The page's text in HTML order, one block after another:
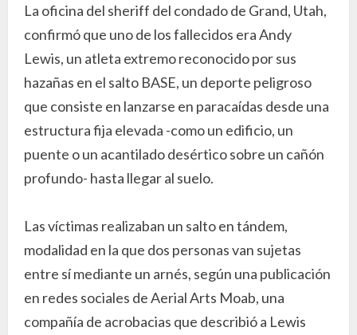
La oficina del sheriff del condado de Grand, Utah,
confirmó que uno de los fallecidos era Andy
Lewis, un atleta extremo reconocido por sus
hazañas en el salto BASE, un deporte peligroso
que consiste en lanzarse en paracaídas desde una
estructura fija elevada -como un edificio, un
puente o un acantilado desértico sobre un cañón
profundo- hasta llegar al suelo.
Las víctimas realizaban un salto en tándem,
modalidad en la que dos personas van sujetas
entre sí mediante un arnés, según una publicación
en redes sociales de Aerial Arts Moab, una
compañía de acrobacias que describió a Lewis